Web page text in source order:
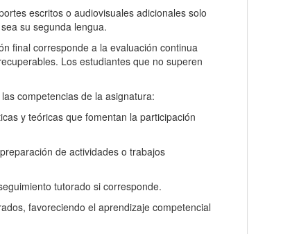
escritos o audiovisuales adicionales solo
su segunda lengua.
final corresponde a la evaluación continua
Los estudiantes que no superen
competencias de la asignatura:
y teóricas que fomentan la participación
de actividades o trabajos
tutorado si corresponde.
favoreciendo el aprendizaje competencial